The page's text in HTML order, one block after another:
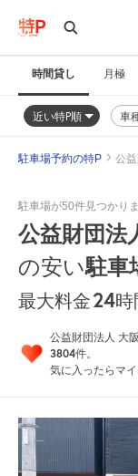
時間貸し 月極
近い特P順 車
駐車場予約の特P 公
駐車場が50件見つかり
公益財団法
の安い駐車
最大料金24時
公益財団法人 大
3804件。
気に入ったらマ